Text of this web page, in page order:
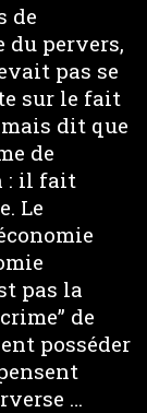
de
du pervers,
pas se
sur le fait
dit que
de
: il fait
Le
pas la
de
posséder
…